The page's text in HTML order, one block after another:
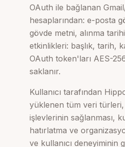
OAuth ile bağlanan
hesaplarından: e-posta
gövde metni, alınma
etkinlikleri: başlık, tarih,
OAuth token'ları AES-
saklanır.
Kullanıcı tarafından
yüklenen tüm veri türleri,
işlevlerinin sağlanması,
hatırlatma ve
ve kullanıcı deneyiminin